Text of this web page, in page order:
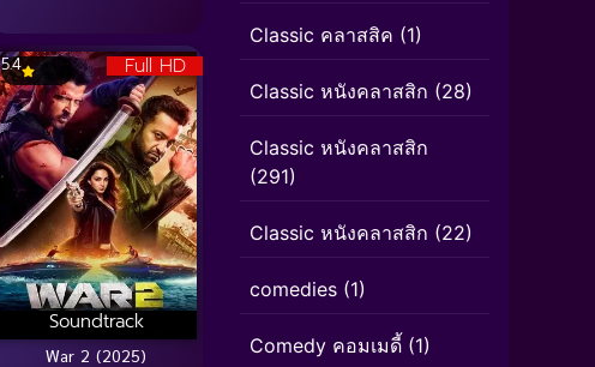
Full HD
Soundtrack
5.4
War 2 (2025)
Classic คลาสสิค (1)
Classic หนังคลาสสิก (28)
Classic หนังคลาสสิก
(291)
Classic หนังคลาสสิก (22)
comedies (1)
Comedy คอมเมดี้ (1)